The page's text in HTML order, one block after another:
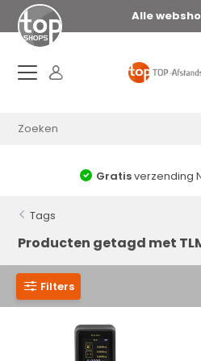
Alle
Gratisverzending
Tags
Producten getagd met
Filters